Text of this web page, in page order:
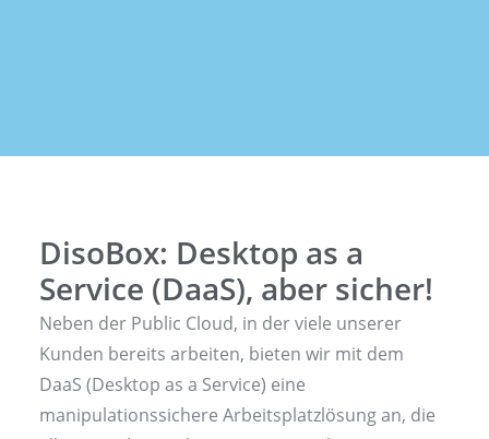
DisoBox: Desktop as a
Service (DaaS), aber sicher!
Neben der Public Cloud, in der viele unserer
Kunden bereits arbeiten, bieten wir mit dem
DaaS (Desktop as a Service) eine
manipulationssichere Arbeitsplatzlösung an, die